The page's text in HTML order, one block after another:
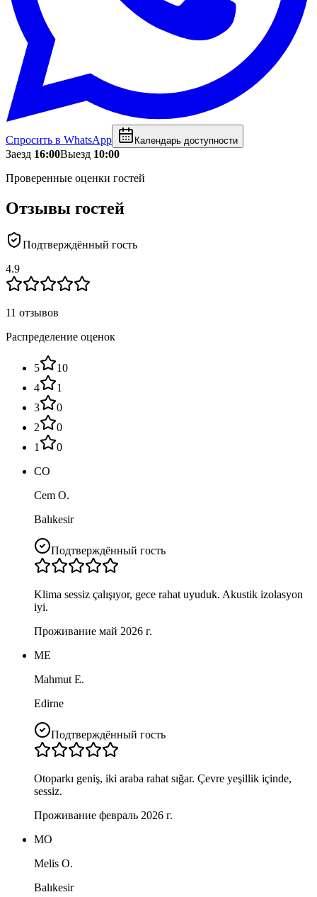
Спросить в WhatsApp Календарь доступности
Заезд 16:00Выезд 10:00
Проверенные оценки гостей
Отзывы гостей
Подтверждённый гость
4.9
11 отзывов
Распределение оценок
5
10
4
1
3
0
2
0
1
0
CO
Cem O.
Balıkesir
Подтверждённый гость
Klima sessiz çalışıyor, gece rahat uyuduk. Akustik izolasyon
iyi.
Проживание май 2026 г.
ME
Mahmut E.
Edirne
Подтверждённый гость
Otoparkı geniş, iki araba rahat sığar. Çevre yeşillik içinde,
sessiz.
Проживание февраль 2026 г.
MO
Melis O.
Balıkesir